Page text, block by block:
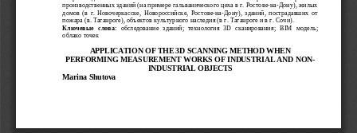
производственных зданий (на примере гальванического цеха в г. Ростове-на-Дону), жилых
домов (в г. Новочеркасске, Новороссийске, Ростове-на-Дону), зданий, пострадавших от
пожара (в. Таганроге), объектов культурного наследия (в г. Таганроге и в г. Сочи).
Ключевые слова:
  обследование зданий; технология 3D сканирования;
BIM
  модель;
облако точек
APPLICATION OF THE 3D SCANNING METHOD WHEN
PERFORMING MEASUREMENT WORKS OF INDUSTRIAL AND NON-
INDUSTRIAL OBJECTS
Marina Shutova